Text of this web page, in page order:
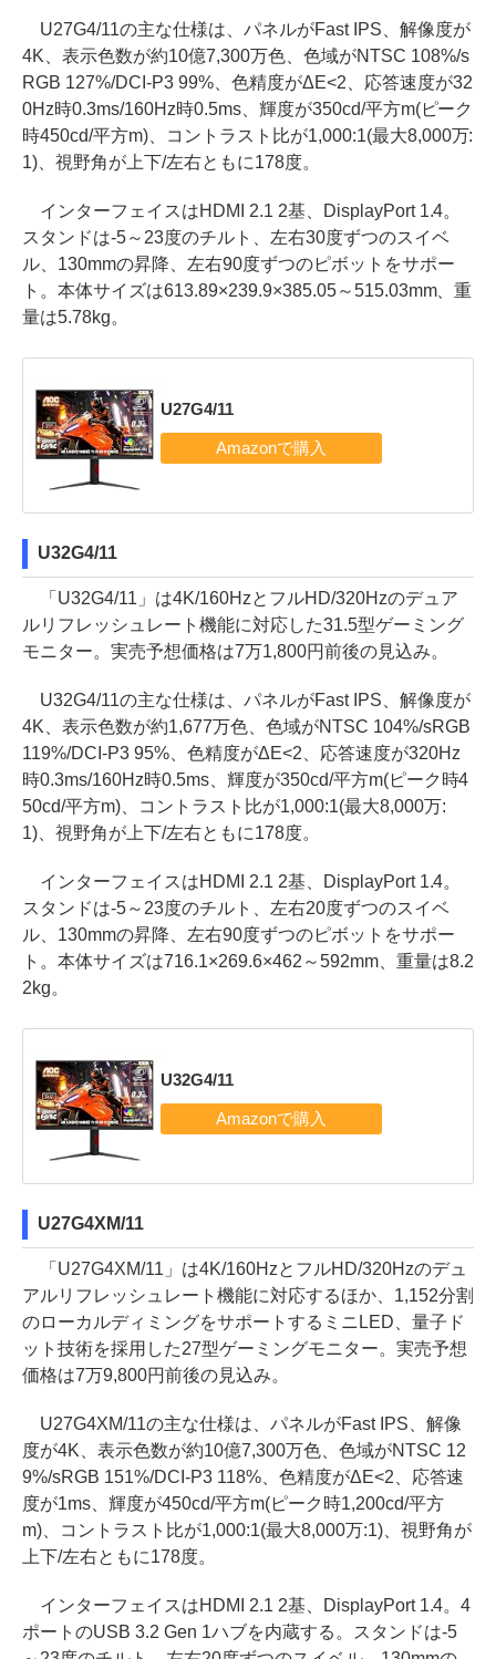
U27G4/11の主な仕様は、パネルがFast IPS、解像度が
4K、表示色数が約10億7,300万色、色域がNTSC 108%/s
RGB 127%/DCI-P3 99%、色精度がΔE<2、応答速度が32
0Hz時0.3ms/160Hz時0.5ms、輝度が350cd/平方m(ピーク
時450cd/平方m)、コントラスト比が1,000:1(最大8,000万:
1)、視野角が上下/左右ともに178度。
インターフェイスはHDMI 2.1 2基、DisplayPort 1.4。
スタンドは-5～23度のチルト、左右30度ずつのスイベ
ル、130mmの昇降、左右90度ずつのピボットをサポー
ト。本体サイズは613.89×239.9×385.05～515.03mm、重
量は5.78kg。
U27G4/11
U32G4/11
「U32G4/11」は4K/160HzとフルHD/320Hzのデュア
ルリフレッシュレート機能に対応した31.5型ゲーミング
モニター。実売予想価格は7万1,800円前後の見込み。
U32G4/11の主な仕様は、パネルがFast IPS、解像度が
4K、表示色数が約1,677万色、色域がNTSC 104%/sRGB
119%/DCI-P3 95%、色精度がΔE<2、応答速度が320Hz
時0.3ms/160Hz時0.5ms、輝度が350cd/平方m(ピーク時4
50cd/平方m)、コントラスト比が1,000:1(最大8,000万:
1)、視野角が上下/左右ともに178度。
インターフェイスはHDMI 2.1 2基、DisplayPort 1.4。
スタンドは-5～23度のチルト、左右20度ずつのスイベ
ル、130mmの昇降、左右90度ずつのピボットをサポー
ト。本体サイズは716.1×269.6×462～592mm、重量は8.2
2kg。
U32G4/11
U27G4XM/11
「U27G4XM/11」は4K/160HzとフルHD/320Hzのデュ
アルリフレッシュレート機能に対応するほか、1,152分割
のローカルディミングをサポートするミニLED、量子ド
ット技術を採用した27型ゲーミングモニター。実売予想
価格は7万9,800円前後の見込み。
U27G4XM/11の主な仕様は、パネルがFast IPS、解像
度が4K、表示色数が約10億7,300万色、色域がNTSC 12
9%/sRGB 151%/DCI-P3 118%、色精度がΔE<2、応答速
度が1ms、輝度が450cd/平方m(ピーク時1,200cd/平方
m)、コントラスト比が1,000:1(最大8,000万:1)、視野角が
上下/左右ともに178度。
インターフェイスはHDMI 2.1 2基、DisplayPort 1.4。4
ポートのUSB 3.2 Gen 1ハブを内蔵する。スタンドは-5